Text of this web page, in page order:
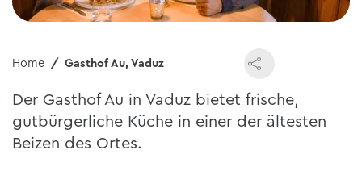
Home Gasthof Au, Vaduz
Der Gasthof Au in Vaduz bietet frische,
gutbürgerliche Küche in einer der ältesten
Beizen des Ortes.